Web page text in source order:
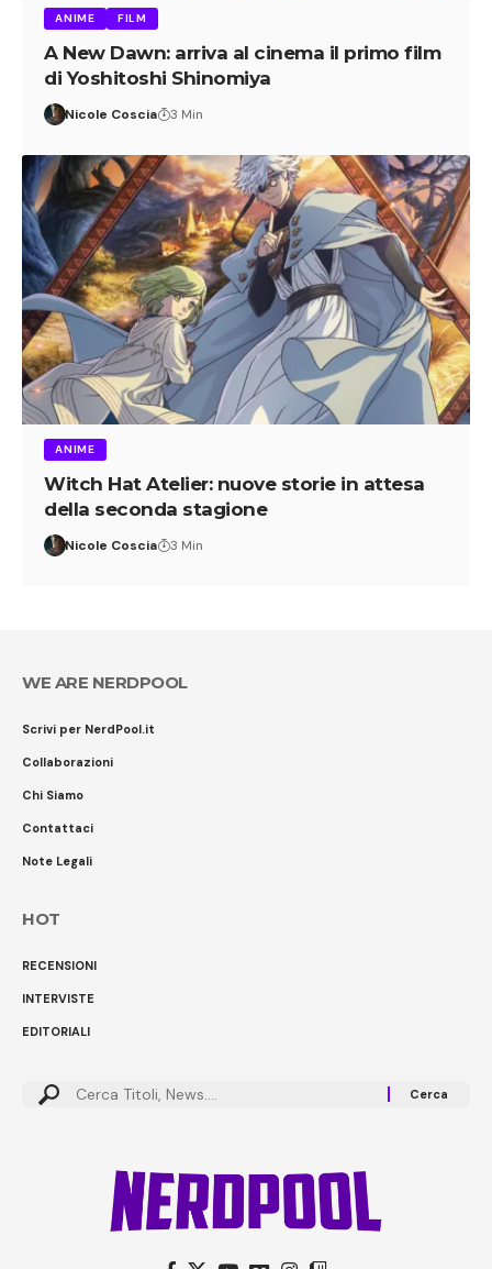
ANIME FILM
A New Dawn: arriva al cinema il primo film
di Yoshitoshi Shinomiya
Nicole Coscia 3 Min
ANIME
Witch Hat Atelier: nuove storie in attesa
della seconda stagione
Nicole Coscia 3 Min
WE ARE NERDPOOL
Scrivi per NerdPool.it
Collaborazioni
Chi Siamo
Contattaci
Note Legali
HOT
RECENSIONI
INTERVISTE
EDITORIALI